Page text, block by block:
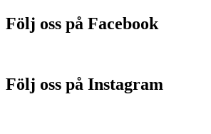
Följ oss på Facebook
Följ oss på Instagram